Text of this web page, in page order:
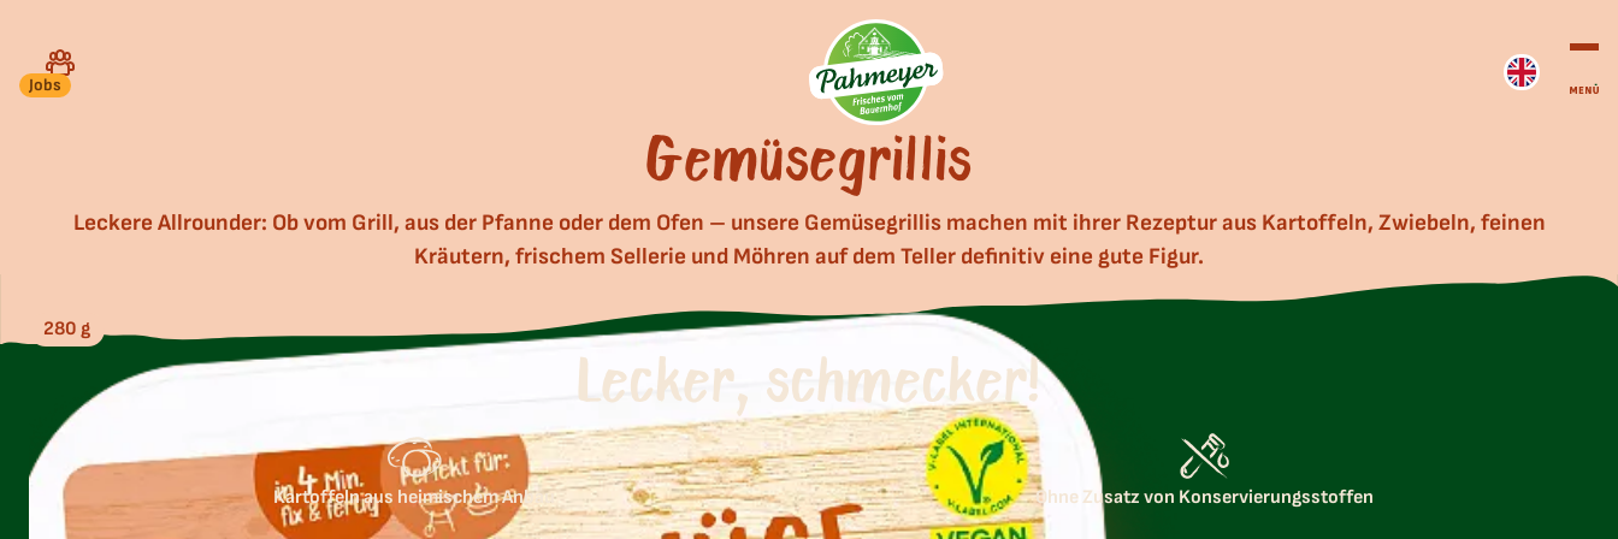
Jobs
Gemüsegrillis
Leckere Allrounder: Ob vom Grill, aus der Pfanne oder dem Ofen – unsere Gemüsegrillis machen mit ihrer Rezeptur aus Kartoffeln, Zwiebeln, feinen
Kräutern, frischem Sellerie und Möhren auf dem Teller definitiv eine gute Figur.
280 g
Lecker, schmecker!
Kartoffeln aus heimischem Anbau Ohne Zusatz von Konservierungsstoffen